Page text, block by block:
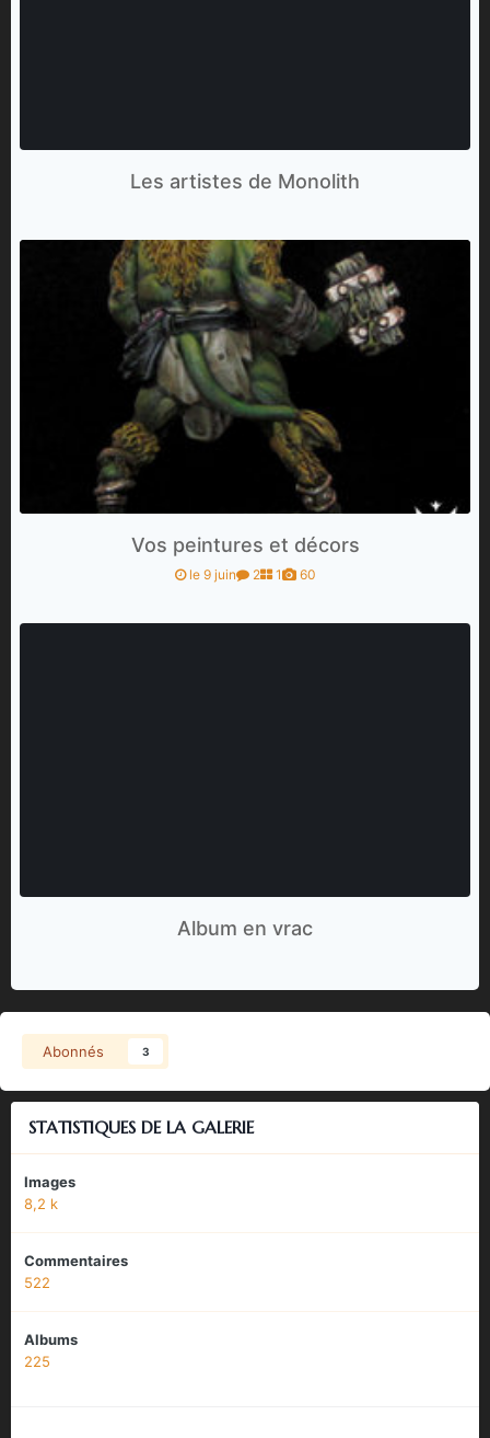
Les artistes de Monolith
Vos peintures et décors
le 9 juin 2 1 60
Album en vrac
Abonnés 3
STATISTIQUES DE LA GALERIE
Images
8,2 k
Commentaires
522
Albums
225